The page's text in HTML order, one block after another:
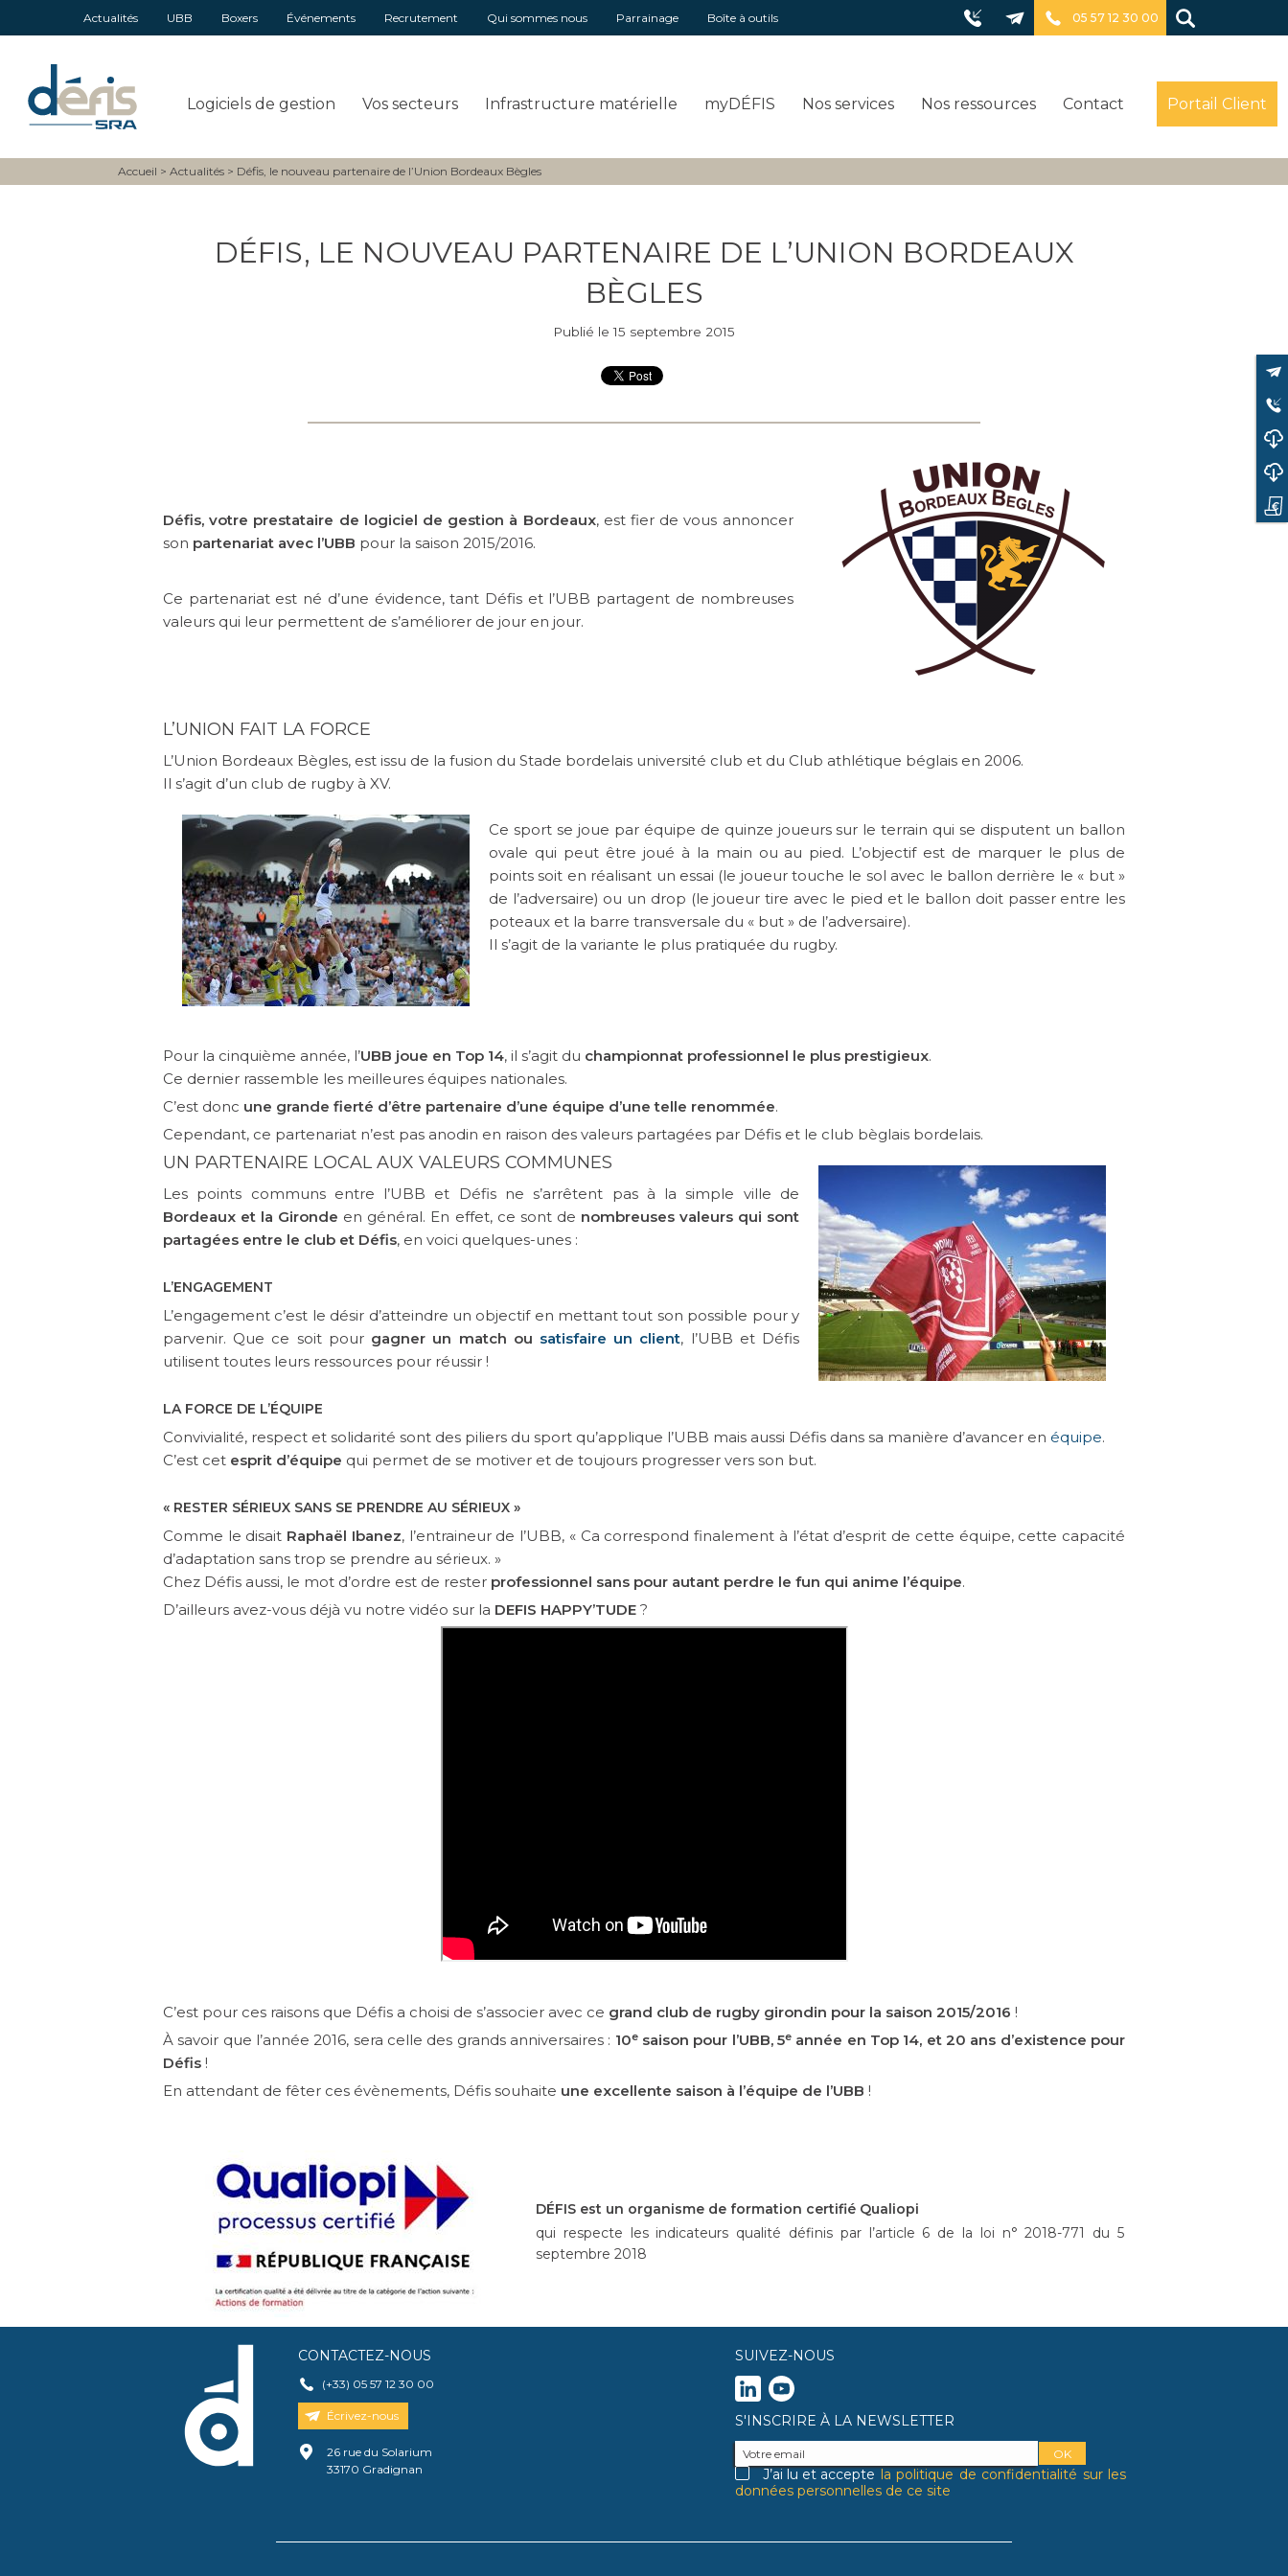
Actualités UBB Boxers Événements Recrutement Qui sommes nous Parrainage Boîte à outils 05 57 12 30 00
TÉLÉCHARGER LA PLAQUETTE HARDWARE
Logiciels de gestion Vos secteurs Infrastructure matérielle myDÉFIS Nos services Nos ressources Contact Portail Client
Accueil > Actualités> Défis, le nouveau partenaire de l’Union Bordeaux Bègles
DÉFIS, LE NOUVEAU PARTENAIRE DE L’UNION BORDEAUX
BÈGLES
Publié le 15 septembre 2015
Défis, votre prestataire de logiciel de gestion à Bordeaux, est fier de vous annoncer
son partenariat avec l’UBB pour la saison 2015/2016.
Ce partenariat est né d’une évidence, tant Défis et l’UBB partagent de nombreuses
valeurs qui leur permettent de s’améliorer de jour en jour.
L’UNION FAIT LA FORCE
L’Union Bordeaux Bègles, est issu de la fusion du Stade bordelais université club et du Club athlétique béglais en 2006.
Il s’agit d’un club de rugby à XV.
Ce sport se joue par équipe de quinze joueurs sur le terrain qui se disputent un ballon
ovale qui peut être joué à la main ou au pied. L’objectif est de marquer le plus de
points soit en réalisant un essai (le joueur touche le sol avec le ballon derrière le « but »
de l’adversaire) ou un drop (le joueur tire avec le pied et le ballon doit passer entre les
poteaux et la barre transversale du « but » de l’adversaire).
Il s’agit de la variante le plus pratiquée du rugby.
Pour la cinquième année, l’UBB joue en Top 14, il s’agit du championnat professionnel le plus prestigieux.
Ce dernier rassemble les meilleures équipes nationales.
C’est donc une grande fierté d’être partenaire d’une équipe d’une telle renommée.
Cependant, ce partenariat n’est pas anodin en raison des valeurs partagées par Défis et le club bèglais bordelais.
UN PARTENAIRE LOCAL AUX VALEURS COMMUNES
Les points communs entre l’UBB et Défis ne s’arrêtent pas à la simple ville de
Bordeaux et la Gironde en général. En effet, ce sont de nombreuses valeurs qui sont
partagées entre le club et Défis, en voici quelques-unes :
L’ENGAGEMENT
L’engagement c’est le désir d’atteindre un objectif en mettant tout son possible pour y
parvenir. Que ce soit pour gagner un match ou satisfaire un client, l’UBB et Défis
utilisent toutes leurs ressources pour réussir !
LA FORCE DE L’ÉQUIPE
Convivialité, respect et solidarité sont des piliers du sport qu’applique l’UBB mais aussi Défis dans sa manière d’avancer en équipe.
C’est cet esprit d’équipe qui permet de se motiver et de toujours progresser vers son but.
« RESTER SÉRIEUX SANS SE PRENDRE AU SÉRIEUX »
Comme le disait Raphaël Ibanez, l’entraineur de l’UBB, « Ca correspond finalement à l’état d’esprit de cette équipe, cette capacité
d’adaptation sans trop se prendre au sérieux. »
Chez Défis aussi, le mot d’ordre est de rester professionnel sans pour autant perdre le fun qui anime l’équipe.
D’ailleurs avez-vous déjà vu notre vidéo sur la DEFIS HAPPY’TUDE ?
C’est pour ces raisons que Défis a choisi de s’associer avec ce grand club de rugby girondin pour la saison 2015/2016 !
À savoir que l’année 2016, sera celle des grands anniversaires : 10esaison pour l’UBB, 5e année en Top 14, et 20 ans d’existence pour
Défis !
En attendant de fêter ces évènements, Défis souhaite une excellente saison à l’équipe de l’UBB !
DÉFIS est un organisme de formation certifié Qualiopi
qui respecte les indicateurs qualité définis par l’article 6 de la loi n° 2018-771 du 5
septembre 2018
CONTACTEZ-NOUS
(+33) 05 57 12 30 00
Écrivez-nous
26 rue du Solarium
33170 Gradignan
SUIVEZ-NOUS
S'INSCRIRE À LA NEWSLETTER
J’ai lu et accepte
la politique de confidentialité sur les
données personnelles de ce site